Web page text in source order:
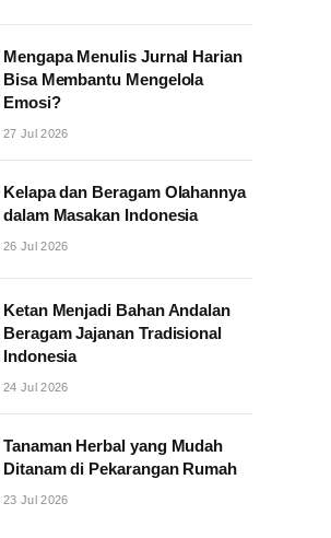
Mengapa Menulis Jurnal Harian
Bisa Membantu Mengelola
Emosi?
27 Jul 2026
Kelapa dan Beragam Olahannya
dalam Masakan Indonesia
26 Jul 2026
Ketan Menjadi Bahan Andalan
Beragam Jajanan Tradisional
Indonesia
24 Jul 2026
Tanaman Herbal yang Mudah
Ditanam di Pekarangan Rumah
23 Jul 2026